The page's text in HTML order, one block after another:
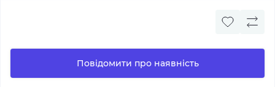
Повідомити про наявність